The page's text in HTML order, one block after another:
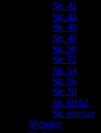
Str. 42
Str. 44
Str. 46
Str. 48
Str. 50
Str. 52
Str. 54
Str. 56
Str. 58
Str. 60/62
Str. onesize
Nyheder